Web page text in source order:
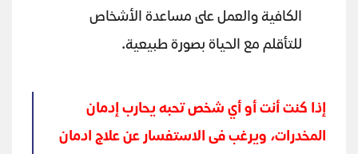
الكافية والعمل على مساعدة الأشخاص
للتأقلم مع الحياة بصورة طبيعية.
إذا كنت أنت أو أي شخص تحبه يحارب إدمان
المخدرات، ويرغب فى الاستفسار عن علاج ادمان